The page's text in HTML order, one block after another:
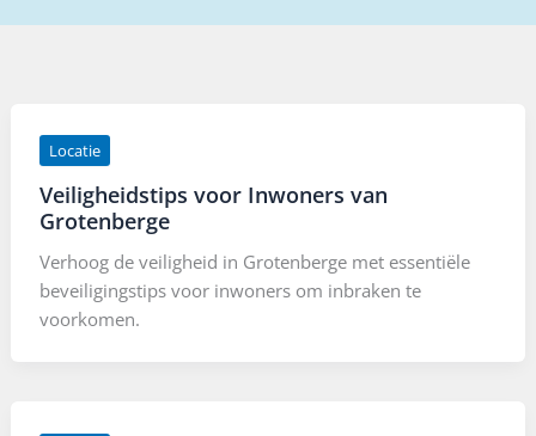
Locatie
Veiligheidstips voor Inwoners van
Grotenberge
Verhoog de veiligheid in Grotenberge met essentiële
beveiligingstips voor inwoners om inbraken te
voorkomen.